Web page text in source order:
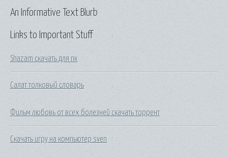
Links to Important Stuff
Shazam скачать для пк
Салат толковый словарь
Фильм любовь от всех болезней скачать торрент
Скачать игру на компьютер sven
An Informative Text Blurb